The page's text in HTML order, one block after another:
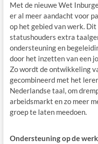
Met de nieuwe Wet
er al meer aandacht voor
op het gebied van werk.
statushouders extra
ondersteuning en
door het inzetten van een
Zo wordt de ontwikkeling
gecombineerd met het
Nederlandse taal, om
arbeidsmarkt en zo meer
groep te laten meedoen.
Ondersteuning op de